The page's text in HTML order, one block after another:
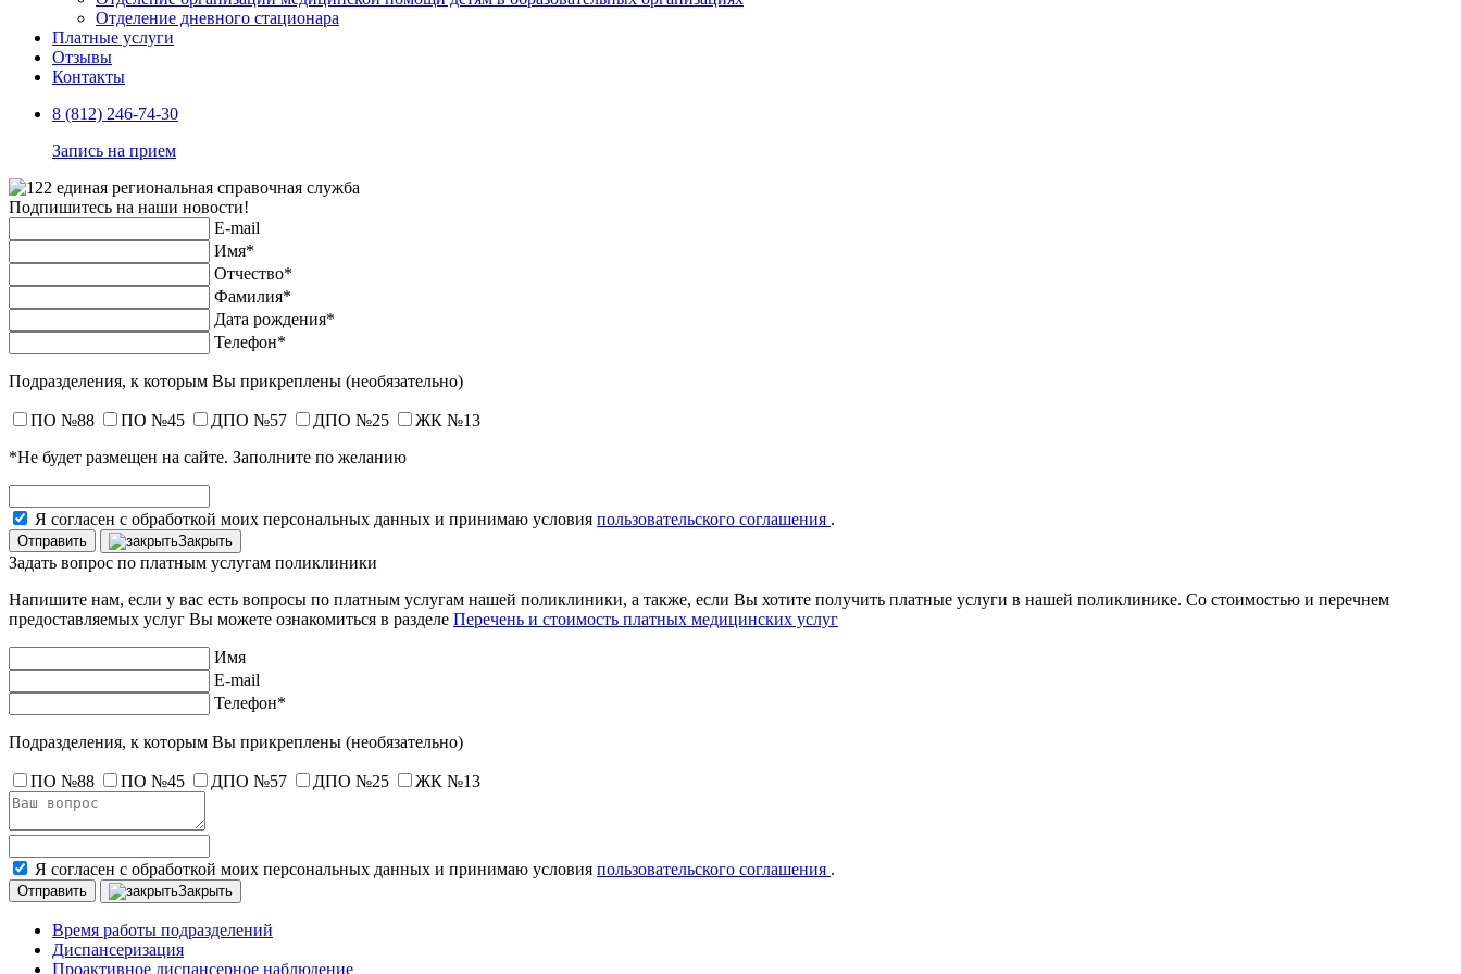
Отделение дневного стационара
Платные услуги
Отзывы
Контакты
8 (812) 246-74-30
Запись на прием
Подпишитесь на наши новости!
E-mail
Имя*
Отчество*
Фамилия*
Дата рождения*
Телефон*
Подразделения, к которым Вы прикреплены (необязательно)
ПО №88 ПО №45 ДПО №57 ДПО №25
ЖК №13
*Не будет размещен на сайте. Заполните по желанию
Я согласен с обработкой моих персональных данных и принимаю условия пользовательского соглашения .
Закрыть
Задать вопрос по платным услугам поликлиники
Напишите нам, если у вас есть вопросы по платным услугам нашей поликлиники, а также, если Вы хотите получить платные услуги в нашей поликлинике. Со стоимостью и перечнем
предоставляемых услуг Вы можете ознакомиться в разделе Перечень и стоимость платных медицинских услуг
Имя
E-mail
Телефон*
Подразделения, к которым Вы прикреплены (необязательно)
ПО №88 ПО №45 ДПО №57 ДПО №25 ЖК №13
Я согласен с обработкой моих персональных данных и принимаю условия пользовательского соглашения .
Закрыть
Время работы подразделений
Диспансеризация
Проактивное диспансерное наблюдение